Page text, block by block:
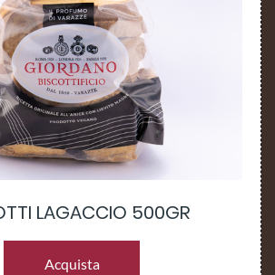
LAGACCIO 500GR
Acquista